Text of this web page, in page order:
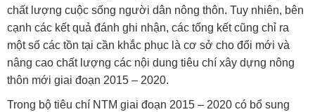
chất lượng cuộc sống người dân nông thôn. Tuy nhiên, bên
cạnh các kết quả đánh ghi nhận, các tổng kết cũng chỉ ra
một số các tồn tại cần khắc phục là cơ sở cho đổi mới và
nâng cao chất lượng các nội dung tiêu chí xây dựng nông
thôn mới giai đoạn 2015 – 2020.
Trong bộ tiêu chí NTM giai đoạn 2015 – 2020 có bổ sung